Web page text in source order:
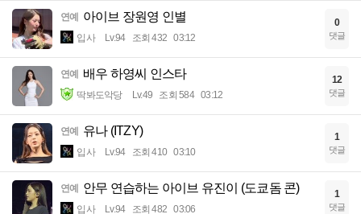
연예 아이브 장원영 인별
입사 Lv.94 조회 432 03:12
0
댓글
연예 배우 하영씨 인스타
딱봐도악당 Lv.49 조회 584 03:12
12
댓글
연예 유나 (ITZY)
입사 Lv.94 조회 410 03:10
1
댓글
연예 안무 연습하는 아이브 유진이 (도쿄돔 콘)
입사 Lv.94 조회 482 03:06
1
댓글